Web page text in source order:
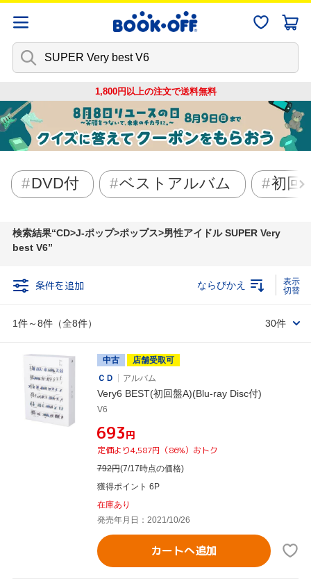
1,800円以上の注文で送料無料
DVD付 ベストアルバム 初回
検索結果 CD>J-ポップ>ポップス>男性アイドル SUPER Very
best V6
条件を追加
1件～8件（全8件）
ならびかえ
30件
中古
店舗受取可
ＣＤ
アルバム
Very6 BEST(初回盤A)(Blu-ray Disc付)
V6
¥693円
定価より4,587円（86%）おトク
792円(7/17時点の価格)
獲得ポイント 6P
在庫あり
発売年月日：2021/10/26
カートへ追加